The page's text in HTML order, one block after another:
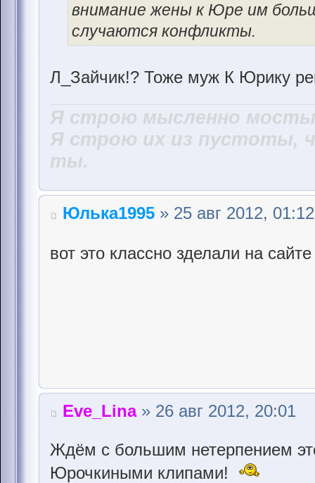
внимание жены к Юре им
случаются конфликты.
Л_Зайчик!? Тоже муж К Юрику
Я строю мысленно
Я строю их из пустоты,
ты.
Юлька1995 » 25 авг 2012, 01:12
вот это классно зделали на
Eve_Lina» 26 авг 2012, 20:01
Ждём с большим нетерпением
Юрочкиными клипами!